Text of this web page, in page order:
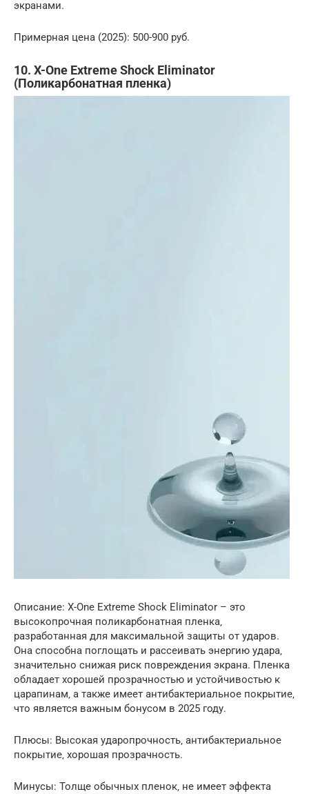
экранами.
Примерная цена (2025): 500-900 руб.
10. X-One Extreme Shock Eliminator
(Поликарбонатная пленка)
Описание: X-One Extreme Shock Eliminator – это
высокопрочная поликарбонатная пленка‚
разработанная для максимальной защиты от ударов.
Она способна поглощать и рассеивать энергию удара‚
значительно снижая риск повреждения экрана. Пленка
обладает хорошей прозрачностью и устойчивостью к
царапинам‚ а также имеет антибактериальное покрытие‚
что является важным бонусом в 2025 году.
Плюсы: Высокая ударопрочность‚ антибактериальное
покрытие‚ хорошая прозрачность.
Минусы: Толще обычных пленок‚ не имеет эффекта